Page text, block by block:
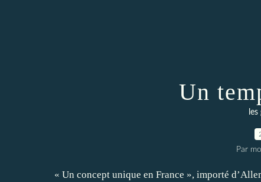
Un
Par
« Un concept unique en France », importé